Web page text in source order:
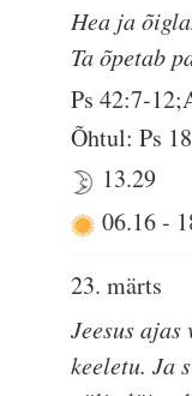
Hea ja
Ta õpetab
Ps 42:7-
Õhtul: Ps
13.29
06.16-
23. märts
Jeesus
keeletu. Ja